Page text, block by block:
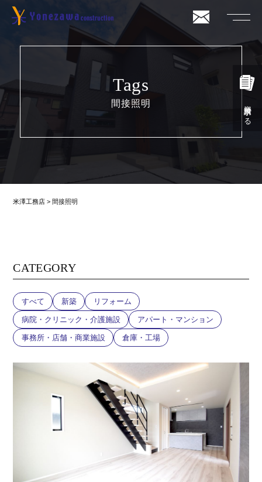
資料請求する
Tags
間接照明
米澤工務店 >間接照明
CATEGORY
すべて 新築 リフォーム
病院・クリニック・介護施設 アパート・マンション
事務所・店舗・商業施設 倉庫・工場